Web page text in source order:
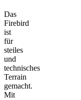
Das
Firebird
ist
für
steiles
und
technisches
Terrain
gemacht.
Mit